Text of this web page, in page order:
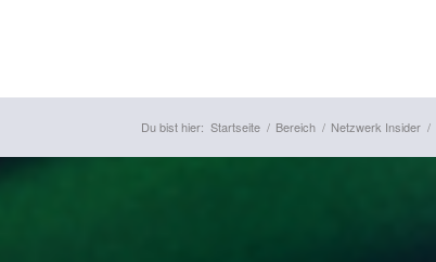
Du bist hier: Startseite / Bereich / Netzwerk Insider /